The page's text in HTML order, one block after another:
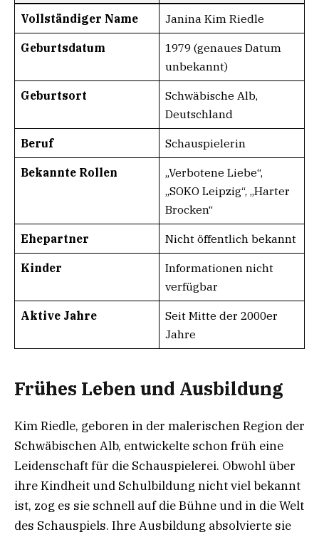
Vollständiger Name Janina Kim Riedle
Geburtsdatum
1979 (genaues Datum
unbekannt)
Geburtsort
Schwäbische Alb,
Deutschland
Beruf Schauspielerin
Bekannte Rollen
„Verbotene Liebe“,
„SOKO Leipzig“, „Harter
Brocken“
Ehepartner Nicht öffentlich bekannt
Kinder
Informationen nicht
verfügbar
Aktive Jahre
Seit Mitte der 2000er
Jahre
Frühes Leben und Ausbildung
Kim Riedle, geboren in der malerischen Region der
Schwäbischen Alb, entwickelte schon früh eine
Leidenschaft für die Schauspielerei. Obwohl über
ihre Kindheit und Schulbildung nicht viel bekannt
ist, zog es sie schnell auf die Bühne und in die Welt
des Schauspiels. Ihre Ausbildung absolvierte sie